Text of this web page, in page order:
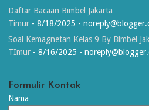
Daftar Bacaan Bimbel Jakarta
Timur - 8/18/2025 -
Soal Kemagnetan Kelas 9 By Bimbel
TImur - 8/16/2025 -
Formulir Kontak
Nama